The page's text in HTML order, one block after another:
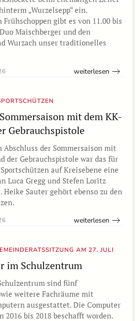
„Wurzelsepp“ ein.
gibt es von 11.00 bis
Maischberger und den
Wurzach unser traditionelles
weiterlesen
mit dem KK-
Gebrauchspistole
Abschluss der Sommersaison mit
der Gebrauchspistole war das für
auf Kreisebene eine
Luca Gregg und Stefen Loritz
Heike Sauter gehört ebenso zu den
weiterlesen
AM 27. JULI
im Schulzentrum
sind fünf
weitere Fachräume mit
ausgestattet. Die Computer
2016 bis 2018 beschafft worden.